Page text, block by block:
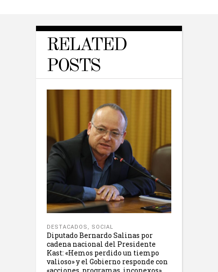
RELATED
POSTS
DESTACADOS , SOCIAL
Diputado Bernardo Salinas por
cadena nacional del Presidente
Kast: «Hemos perdido un tiempo
valioso» y el Gobierno responde con